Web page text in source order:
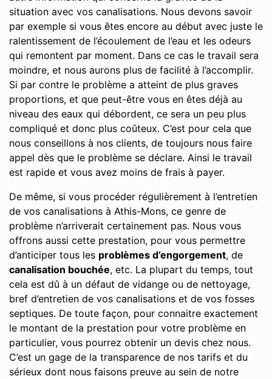
situation avec vos canalisations. Nous devons savoir
par exemple si vous êtes encore au début avec juste le
ralentissement de l’écoulement de l’eau et les odeurs
qui remontent par moment. Dans ce cas le travail sera
moindre, et nous aurons plus de facilité à l’accomplir.
Si par contre le problème a atteint de plus graves
proportions, et que peut-être vous en êtes déjà au
niveau des eaux qui débordent, ce sera un peu plus
compliqué et donc plus coûteux. C’est pour cela que
nous conseillons à nos clients, de toujours nous faire
appel dès que le problème se déclare. Ainsi le travail
est rapide et vous avez moins de frais à payer.
De même, si vous procéder régulièrement à l’entretien
de vos canalisations à Athis-Mons, ce genre de
problème n’arriverait certainement pas. Nous vous
offrons aussi cette prestation, pour vous permettre
d’anticiper tous les problèmes d’engorgement, de
canalisation bouchée, etc. La plupart du temps, tout
cela est dû à un défaut de vidange ou de nettoyage,
bref d’entretien de vos canalisations et de vos fosses
septiques. De toute façon, pour connaitre exactement
le montant de la prestation pour votre problème en
particulier, vous pourrez obtenir un devis chez nous.
C’est un gage de la transparence de nos tarifs et du
sérieux dont nous faisons preuve au sein de notre